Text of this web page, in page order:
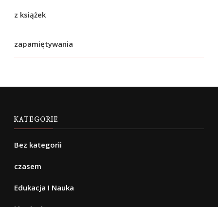
z książek
zapamiętywania
KATEGORIE
Bez kategorii
czasem
Edukacja I Nauka